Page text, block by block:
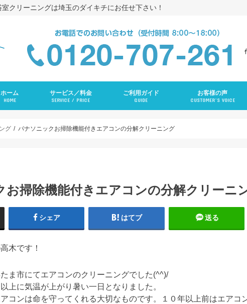
クリーニングは埼玉のダイキチにお任せ下さい！
ホーム
HOME
サービス／料金
SERVICE / PRICE
ご利用ガイド
GUIDE
お客様の声
CUSTOMER’S VOICE
グ パナソニックお掃除機能付きエアコンの分解クリーニング
お掃除機能付きエアコンの分解クリーニ
シェア はてブ 送る
木です！
ま市にてエアコンのクリーニングでした(^^)/
上に気温が上がり暑い一日となりました。
コンは命を守ってくれる大切なものです。１０年以上前はエアコ